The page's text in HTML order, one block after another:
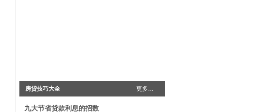
房贷技巧大全 更多…
九大节省贷款利息的招数